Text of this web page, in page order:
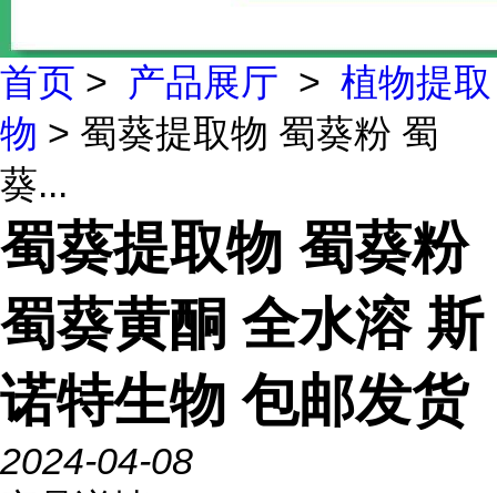
首页 > 产品展厅 > 植物提取
物 > 蜀葵提取物 蜀葵粉 蜀
葵...
蜀葵提取物 蜀葵粉
蜀葵黄酮 全水溶 斯
诺特生物 包邮发货
2024-04-08